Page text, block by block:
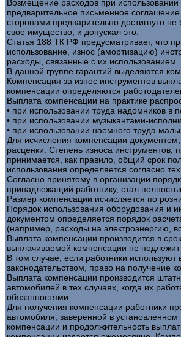
Возмещение расходов при использовании
предварительное письменное
сторонами предварительно достигнуто
свое имущество, и допускал это.
Статья 188 ТК РФ предусматривает, что
использование, износ (амортизацию)
расходы, связанные с их
В данной группе гарантий выделяются
Компенсация за износ инструментов
компенсации определяются
Выплата компенсации на практике
• при использовании труда надомников
• при использовании музыкантами-
• при использовании наемного труда
Для исчисления компенсации
расценки. Степень износа
принимается, как правило, общий срок
использования определяется согласно
Согласно принятому в организации
принадлежащий работнику, стал
Размер компенсации исчисляется по
Порядок использования оборудования и
документом определяется порядок
(например, расходы на электроэнергию,
Выплата компенсации производится в
выплачиваемой компенсации не
В том случае, если работники
законодательством, право на
Выплата компенсации производится
автомобилей в тех случаях, когда их
обязанностями.
Для получения компенсации работники
автомобиля, заверенной в
компенсации и продолжительность